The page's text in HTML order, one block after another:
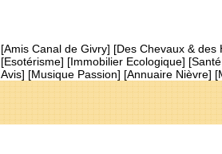
[Amis Canal de Givry] [Des Chevaux & des
[Esotérisme] [Immobilier Ecologique] [
Avis] [Musique Passion] [Annuaire Nièvre] [